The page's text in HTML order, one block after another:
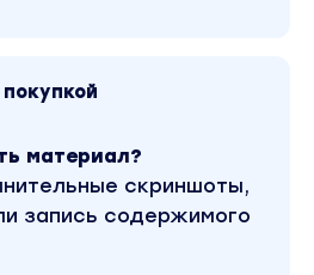
материал?
скриншоты,
запись содержимого